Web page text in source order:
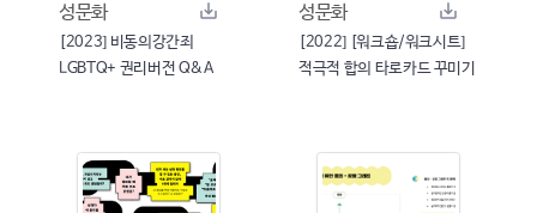
성문화
[2023] 비동의강간죄
LGBTQ+ 권리버전 Q&A
성문화
[2022] [워크숍/워크시트]
적극적 합의 타로카드 꾸미기